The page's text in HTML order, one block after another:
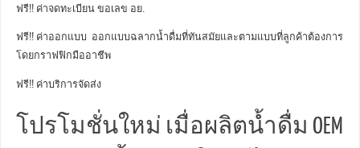
ฟรี!! ค่าจดทะเบียน ขอเลข อย.
ฟรี!! ค่าออกแบบ ออกแบบฉลากน้ำดื่มที่ทันสมัยและตามแบบที่ลูกค้าต้องการ
โดยกราฟฟิกมืออาชีพ
ฟรี!! ค่าบริการจัดส่ง
โปรโมชั่นใหม่ เมื่อผลิตน้ำดื่ม OEM